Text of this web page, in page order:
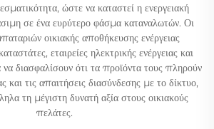
ώστε να καταστεί η ενεργειακή
σε ένα ευρύτερο φάσμα καταναλωτών. Οι
οικιακής αποθήκευσης ενέργειας
εταιρείες ηλεκτρικής ενέργειας και
να διασφαλίσουν ότι τα προϊόντα τους πληρούν
τις απαιτήσεις διασύνδεσης με το δίκτυο,
τη μέγιστη δυνατή αξία στους οικιακούς
πελάτες.